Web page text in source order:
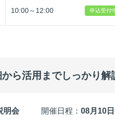
10:00～12:00 申込受付
ら活用までしっかり
明会 開催日程： 08月10